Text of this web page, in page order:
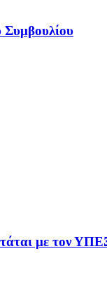
Συμβουλίου
με τον